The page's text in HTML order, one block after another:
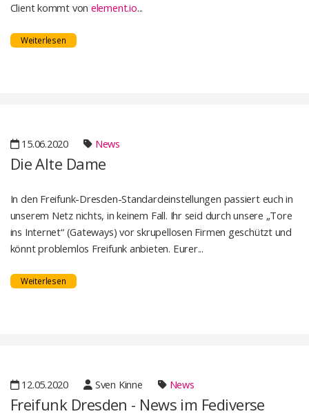
Client kommt von element.io...
Weiterlesen
15.06.2020 News
Die Alte Dame
In den Freifunk-Dresden-Standardeinstellungen passiert euch in
unserem Netz nichts, in keinem Fall. Ihr seid durch unsere „Tore
ins Internet“ (Gateways) vor skrupellosen Firmen geschützt und
könnt problemlos Freifunk anbieten. Eurer...
Weiterlesen
12.05.2020 Sven Kinne News
Freifunk Dresden - News im Fediverse